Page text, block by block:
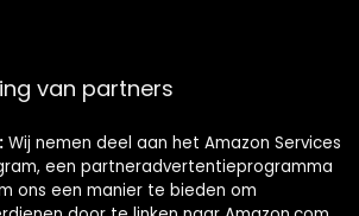
van partners
Wij nemen deel aan het Amazon Services
een partneradvertentieprogramma
ons een manier te bieden om